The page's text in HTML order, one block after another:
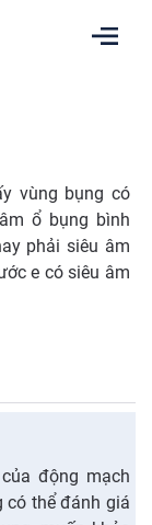
vùng bụng có
ổ bụng bình
phải siêu âm
e có siêu âm
động mạch
có thể đánh giá